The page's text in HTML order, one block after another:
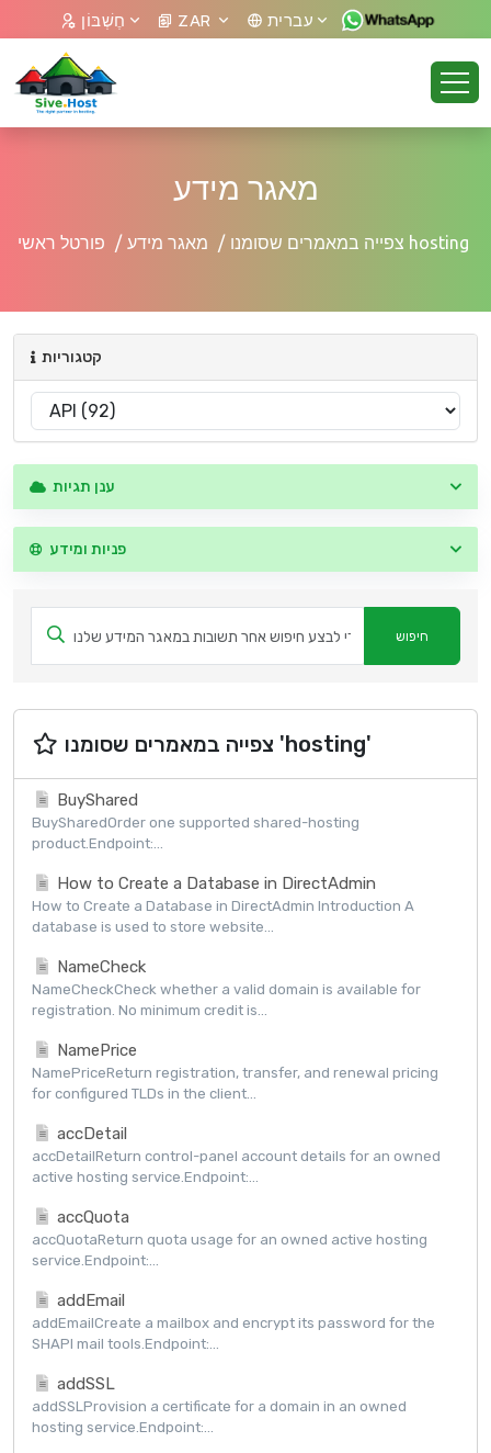
חֶשְׁבּוֹן ZAR עברית
מאגר מידע
פורטל ראשי מאגר מידע צפייה במאמרים שסומנו hosting
קטגוריות
ענן תגיות
פניות ומידע
צפייה במאמרים שסומנו 'hosting'
BuyShared
BuySharedOrder one supported shared-hosting
product.Endpoint:...
How to Create a Database in DirectAdmin
How to Create a Database in DirectAdmin Introduction A
database is used to store website...
NameCheck
NameCheckCheck whether a valid domain is available for
registration. No minimum credit is...
NamePrice
NamePriceReturn registration, transfer, and renewal pricing
for configured TLDs in the client...
accDetail
accDetailReturn control-panel account details for an owned
active hosting service.Endpoint:...
accQuota
accQuotaReturn quota usage for an owned active hosting
service.Endpoint:...
addEmail
addEmailCreate a mailbox and encrypt its password for the
SHAPI mail tools.Endpoint:...
addSSL
addSSLProvision a certificate for a domain in an owned
hosting service.Endpoint:...